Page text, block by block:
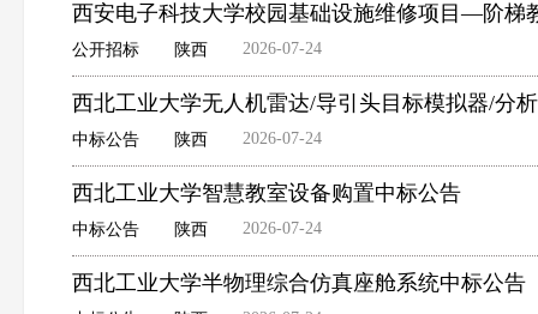
西安电子科技大学校园基础设施维修项目—阶梯
公开招标 陕西 2026-07-24
西北工业大学无人机雷达/导引头目标模拟器/分
中标公告 陕西 2026-07-24
西北工业大学智慧教室设备购置中标公告
中标公告 陕西 2026-07-24
西北工业大学半物理综合仿真座舱系统中标公告